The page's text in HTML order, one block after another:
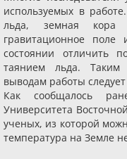
используемых в
льда, земная кора
гравитационное поле
состоянии отличить
таянием льда.
выводам работы
Как сообщалось
Университета
ученых, из которой
температура на Земле